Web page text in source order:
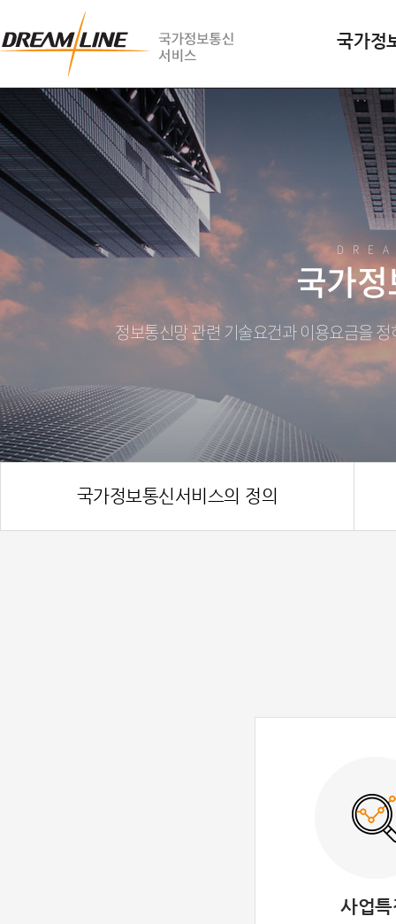
국가정
국가
정보통신망 관련 기술요건과 이용요금을
국가정보통신서비스의 정의
사업